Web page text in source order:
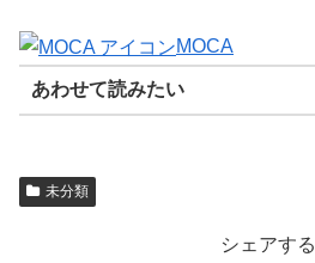
MOCA
あわせて読みたい
未分類
シェアする